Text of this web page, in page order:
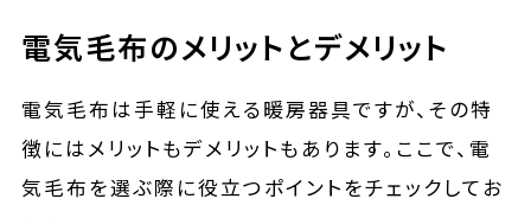
電気毛布のメリットとデメリット
電気毛布は手軽に使える暖房器具ですが、その特
徴にはメリットもデメリットもあります。ここで、電
気毛布を選ぶ際に役立つポイントをチェックしてお